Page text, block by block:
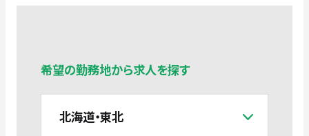
希望の勤務地から求人を探す
北海道・東北